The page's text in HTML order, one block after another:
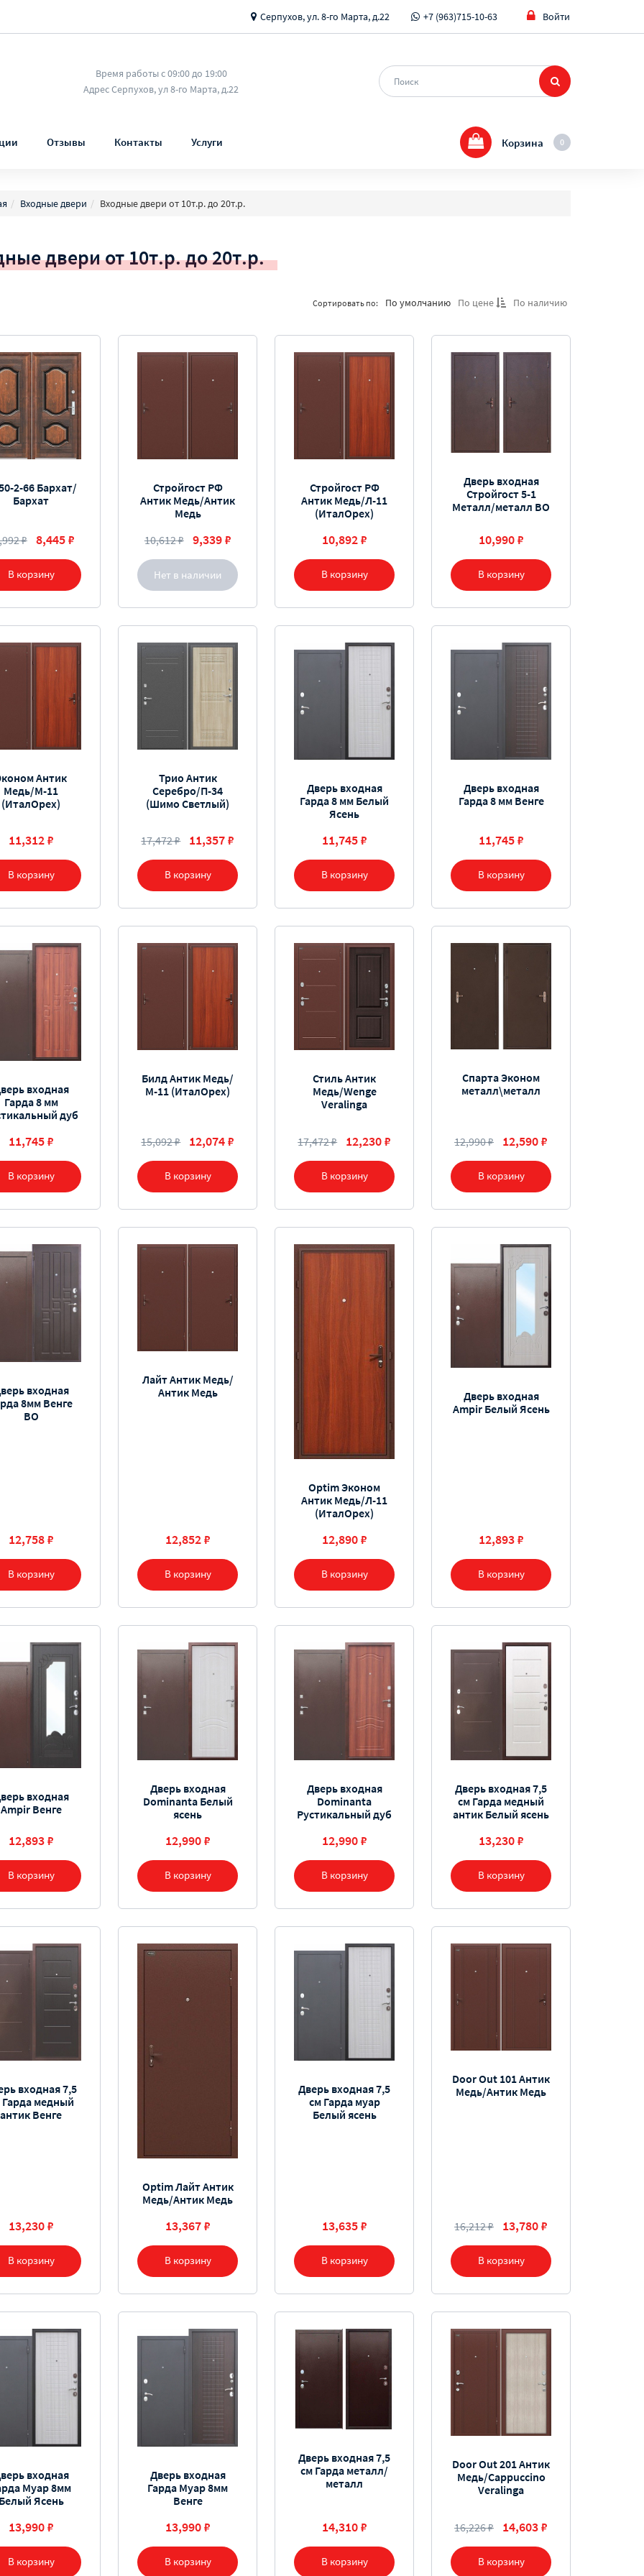
Серпухов, ул. 8-го Марта, д.22 +7 (963)715-10-63 Войти
Время работы с 09:00 до 19:00
Адрес Серпухов, ул 8-го Марта, д.22
Отзывы Контакты Услуги 0
Корзина
Входные двери Входные двери от 10т.р. до 20т.р.
двери от 10т.р. до 20т.р.
Сортировать по: По умолчанию По цене По наличию
В корзину
2-66 Бархат/
Бархат
₽ 8,445 ₽
Нет в наличии
Стройгост РФ
Антик Медь/Антик
Медь
10,612 ₽
9,339 ₽
В корзину
Стройгост РФ
Антик Медь/Л-11
(ИталОрех)
10,892 ₽
В корзину
Дверь входная
Стройгост 5-1
Металл/металл ВО
10,990 ₽
В корзину
Антик
Медь/М-11
(ИталОрех)
11,312 ₽
В корзину
Трио Антик
Серебро/П-34
(Шимо Светлый)
17,472 ₽ 11,357 ₽
В корзину
Дверь входная
Гарда 8 мм Белый
Ясень
11,745 ₽
В корзину
Дверь входная
Гарда 8 мм Венге
11,745 ₽
В корзину
входная
Гарда 8 мм
дуб
11,745 ₽
В корзину
Билд Антик Медь/
М-11 (ИталОрех)
15,092 ₽ 12,074 ₽
В корзину
Стиль Антик
Медь/Wenge
Veralinga
17,472 ₽ 12,230 ₽
В корзину
Спарта Эконом
металл\металл
12,990 ₽ 12,590 ₽
В корзину
входная
8мм Венге
ВО
12,758 ₽
В корзину
Лайт Антик Медь/
Антик Медь
12,852 ₽
В корзину
Optim Эконом
Антик Медь/Л-11
(ИталОрех)
12,890 ₽
В корзину
Дверь входная
Ampir Белый Ясень
12,893 ₽
В корзину
входная
Ampir Венге
12,893 ₽
В корзину
Дверь входная
Dominanta Белый
ясень
12,990 ₽
В корзину
Дверь входная
Dominanta
Рустикальный дуб
12,990 ₽
В корзину
Дверь входная 7,5
см Гарда медный
антик Белый ясень
13,230 ₽
В корзину
входная 7,5
Гарда медный
антик Венге
13,230 ₽
В корзину
Optim Лайт Антик
Медь/Антик Медь
13,367 ₽
В корзину
Дверь входная 7,5
см Гарда муар
Белый ясень
13,635 ₽
В корзину
Door Out 101 Антик
Медь/Антик Медь
16,212 ₽ 13,780 ₽
В корзину
входная
Муар 8мм
Ясень
13,990 ₽
В корзину
Дверь входная
Гарда Муар 8мм
Венге
13,990 ₽
В корзину
Дверь входная 7,5
см Гарда металл/
металл
14,310 ₽
В корзину
Door Out 201 Антик
Медь/Cappuccino
Veralinga
16,226 ₽ 14,603 ₽